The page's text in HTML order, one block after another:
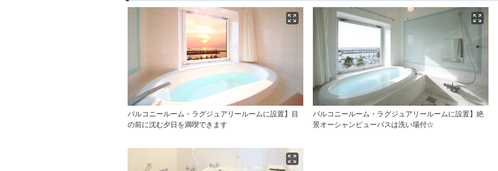
バルコニールーム・ラグジュアリールームに設置】目
の前に沈む夕日を満喫できます
バルコニールーム・ラグジュアリールームに設置】絶
景オーシャンビューバスは洗い場付☆